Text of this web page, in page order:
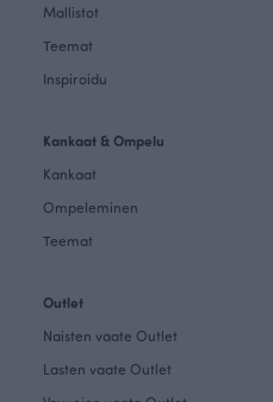
Mallistot
Teemat
Inspiroidu
Kankaat & Ompelu
Kankaat
Ompeleminen
Teemat
Outlet
Naisten vaate Outlet
Lasten vaate Outlet